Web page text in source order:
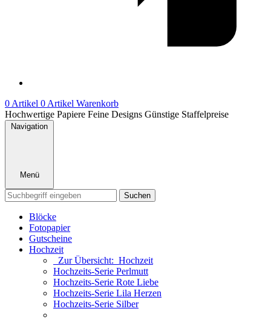
0 Artikel 0 Artikel Warenkorb
Hochwertige Papiere Feine Designs Günstige Staffelpreise
Navigation
Menü
Suchen
Blöcke
Fotopapier
Gutscheine
Hochzeit
Zur Übersicht: Hochzeit
Hochzeits-Serie Perlmutt
Hochzeits-Serie Rote Liebe
Hochzeits-Serie Lila Herzen
Hochzeits-Serie Silber